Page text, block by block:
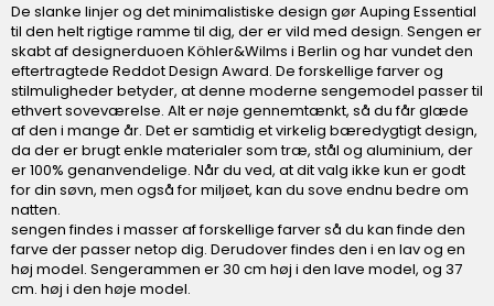
De slanke linjer og det minimalistiske design gør Auping Essential
til den helt rigtige ramme til dig, der er vild med design. Sengen er
skabt af designerduoen Köhler&Wilms i Berlin og har vundet den
eftertragtede Reddot Design Award. De forskellige farver og
stilmuligheder betyder, at denne moderne sengemodel passer til
ethvert soveværelse. Alt er nøje gennemtænkt, så du får glæde
af den i mange år. Det er samtidig et virkelig bæredygtigt design,
da der er brugt enkle materialer som træ, stål og aluminium, der
er 100% genanvendelige. Når du ved, at dit valg ikke kun er godt
for din søvn, men også for miljøet, kan du sove endnu bedre om
natten.
sengen findes i masser af forskellige farver så du kan finde den
farve der passer netop dig. Derudover findes den i en lav og en
høj model. Sengerammen er 30 cm høj i den lave model, og 37
cm. høj i den høje model.